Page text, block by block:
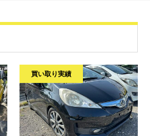
買い取り実績